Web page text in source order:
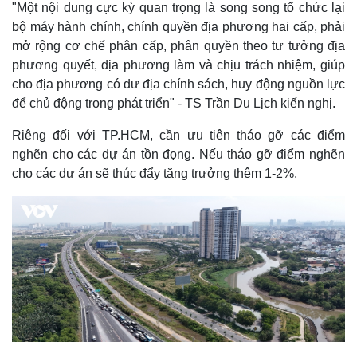
Thể thao
Bóng đá
Lịch thi đấu bóng đá
Ô tô - Xe máy
Ô tô
Xe máy
"Một nội dung cực kỳ quan trọng là song song tổ chức lại
bộ máy hành chính, chính quyền địa phương hai cấp, phải
mở rộng cơ chế phân cấp, phân quyền theo tư tưởng địa
phương quyết, địa phương làm và chịu trách nhiệm, giúp
cho địa phương có dư địa chính sách, huy động nguồn lực
để chủ động trong phát triển" - TS Trần Du Lịch kiến nghị.
Riêng đối với TP.HCM, cần ưu tiên tháo gỡ các điểm
nghẽn cho các dự án tồn đọng. Nếu tháo gỡ điểm nghẽn
cho các dự án sẽ thúc đẩy tăng trưởng thêm 1-2%.